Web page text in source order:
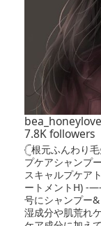
bea_honeylove
7.8K followers
𓊆根元ふんわり
プケアシャンプ
スキャルプケア
ートメントH)
号にシャンプー
湿成分や肌荒れ